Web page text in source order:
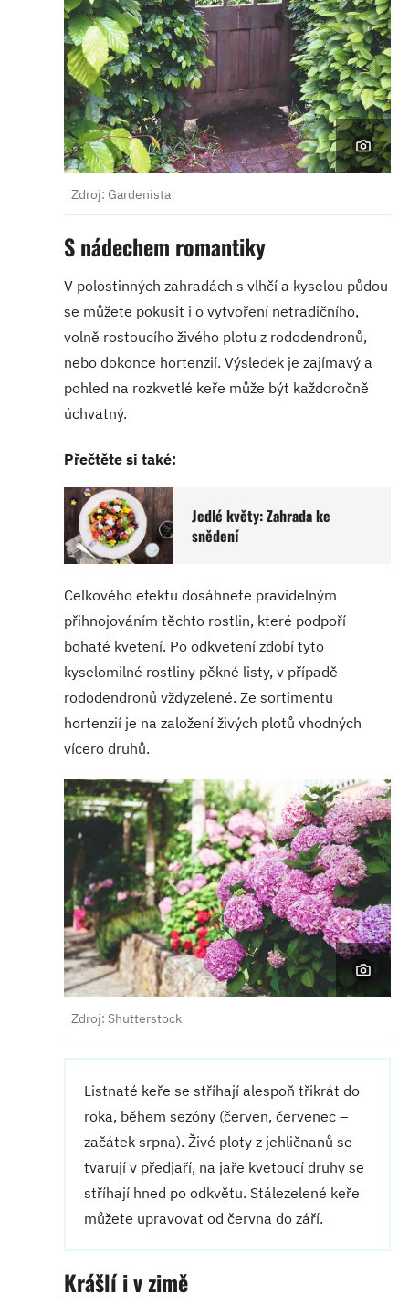
Zdroj: Gardenista
S nádechem romantiky
V polostinných zahradách s vlhčí a kyselou půdou
se můžete pokusit i o vytvoření netradičního,
volně rostoucího živého plotu z rododendronů,
nebo dokonce hortenzií. Výsledek je zajímavý a
pohled na rozkvetlé keře může být každoročně
úchvatný.
Přečtěte si také:
Jedlé květy: Zahrada ke
snědení
Celkového efektu dosáhnete pravidelným
přihnojováním těchto rostlin, které podpoří
bohaté kvetení. Po odkvetení zdobí tyto
kyselomilné rostliny pěkné listy, v případě
rododendronů vždyzelené. Ze sortimentu
hortenzií je na založení živých plotů vhodných
vícero druhů.
Zdroj: Shutterstock
Listnaté keře se stříhají alespoň třikrát do
roka, během sezóny (červen, červenec –
začátek srpna). Živé ploty z jehličnanů se
tvarují v předjaří, na jaře kvetoucí druhy se
stříhají hned po odkvětu. Stálezelené keře
můžete upravovat od června do září.
Krášlí i v zimě